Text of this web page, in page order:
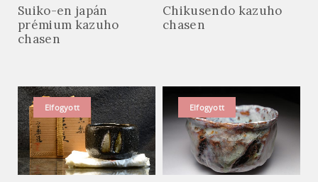
Suiko-en japán
prémium kazuho
chasen
Chikusendo kazuho
chasen
Elfogyott Elfogyott